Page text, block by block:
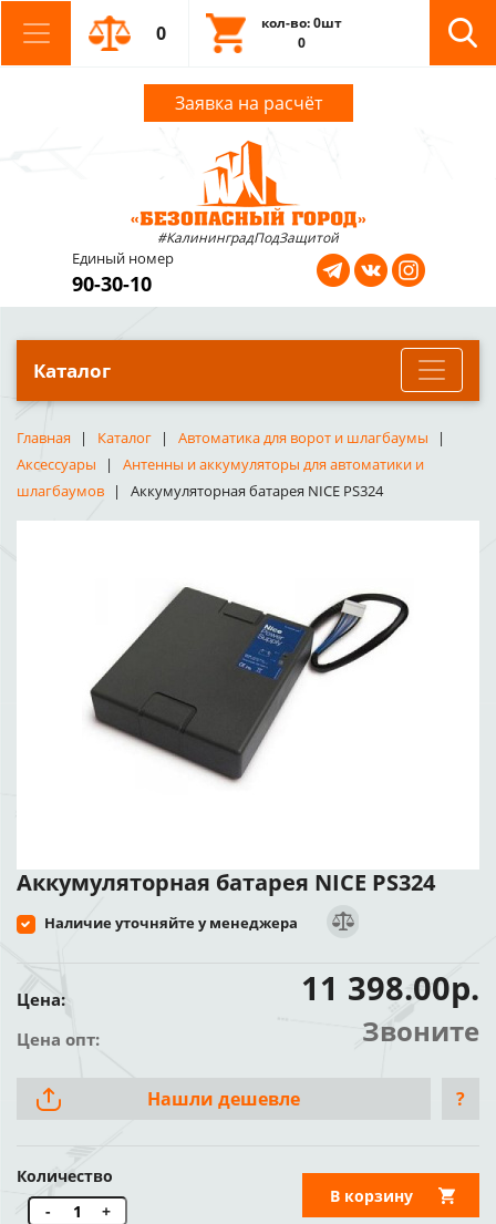
0
кол-во: 0шт
0
Заявка на расчёт
#КалининградПодЗащитой
Единый номер
90-30-10
Каталог
Главная Каталог
Автоматика для ворот и шлагбаумы
Аксессуары
Антенны и аккумуляторы для автоматики и
шлагбаумов
Аккумуляторная батарея NICE PS324
Аккумуляторная батарея NICE PS324
Наличие уточняйте у менеджера
Цена: 11 398.00р.
Цена опт: Звоните
Нашли дешевле ?
Количество
-
+
В корзину